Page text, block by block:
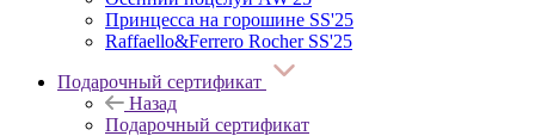
Принцесса на горошине SS'25
Raffaello&Ferrero Rocher SS'25
Подарочный сертификат
Назад
Подарочный сертификат